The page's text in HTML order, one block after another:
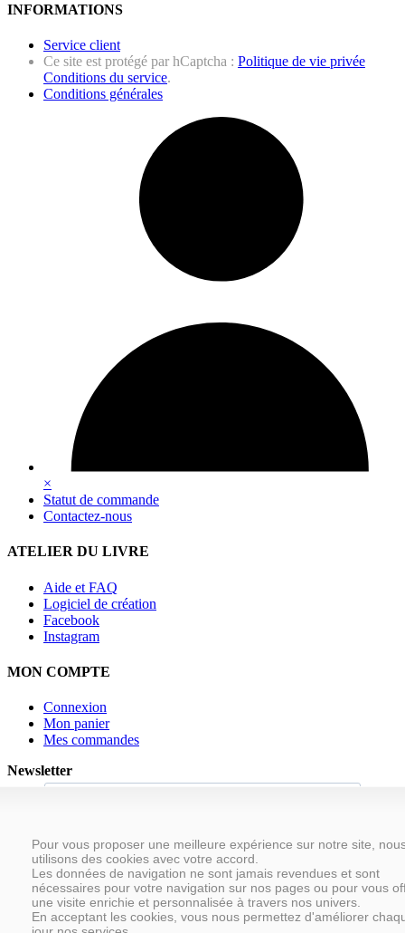
Pour vous proposer une meilleure expérience sur notre site,
utilisons des cookies avec votre accord.
Les données de navigation ne sont jamais revendues et sont
nécessaires pour votre navigation sur nos pages ou pour vous
une visite enrichie et personnalisée à travers nos univers.
En acceptant les cookies, vous nous permettez d'améliorer
INFORMATIONS
Service client
Ce site est protégé par hCaptcha : Politique de vie privée
Conditions du service.
Conditions générales
×
Statut de commande
Contactez-nous
ATELIER DU LIVRE
Aide et FAQ
Logiciel de création
Facebook
Instagram
MON COMPTE
Connexion
Mon panier
Mes commandes
Newsletter
connaissance de votre politique de confidentialité et mentions
légales.
Vous pouvez vous désinscrire à tout moment en cliquant sur le lien
présent dans nos emails.
Nous utilisons Brevo en tant que plateforme marketing. En
soumettant ce formulaire, vous acceptez que les données